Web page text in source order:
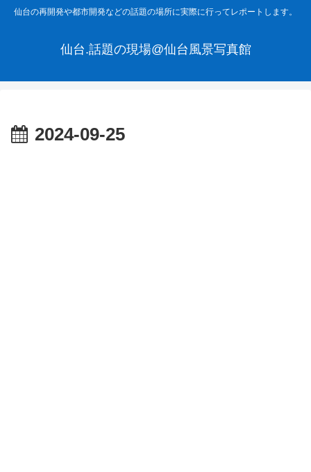
仙台の再開発や都市開発などの話題の場所に実際に行ってレポートします。
仙台.話題の現場@仙台風景写真館
2024-09-25